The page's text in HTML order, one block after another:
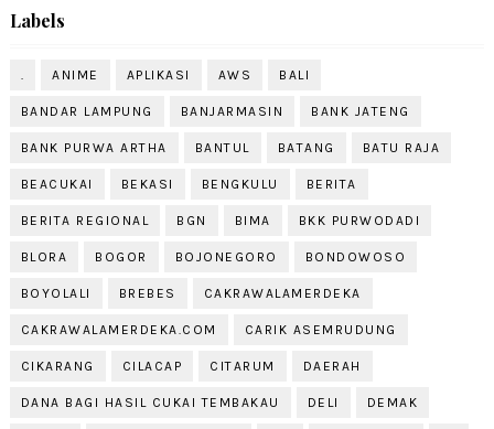
Labels
. ANIME APLIKASI AWS BALI
BANDAR LAMPUNG BANJARMASIN BANK JATENG
BANK PURWA ARTHA BANTUL BATANG BATU RAJA
BEACUKAI BEKASI BENGKULU BERITA
BERITA REGIONAL BGN BIMA BKK PURWODADI
BLORA BOGOR BOJONEGORO BONDOWOSO
BOYOLALI BREBES CAKRAWALAMERDEKA
CAKRAWALAMERDEKA.COM CARIK ASEMRUDUNG
CIKARANG CILACAP CITARUM DAERAH
DANA BAGI HASIL CUKAI TEMBAKAU DELI DEMAK